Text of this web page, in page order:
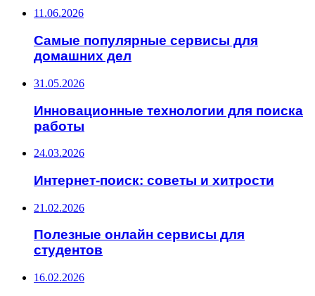
11.06.2026
Самые популярные сервисы для
домашних дел
31.05.2026
Инновационные технологии для поиска
работы
24.03.2026
Интернет-поиск: советы и хитрости
21.02.2026
Полезные онлайн сервисы для
студентов
16.02.2026